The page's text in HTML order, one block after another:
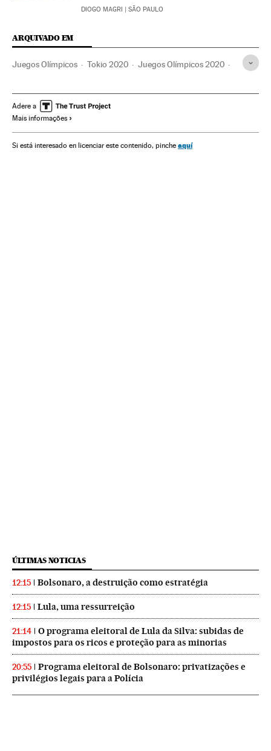
DIOGO MAGRI | SÃO PAULO
ARQUIVADO EM
Juegos Olímpicos Tokio 2020 Juegos Olímpicos 2020
Gimnasia artística Gimnasia en trampolín
Simone Biles
Adere a
Mais informações
Si está interesado en licenciar este contenido, pinche aquí
ÚLTIMAS NOTICIAS
12:15 Bolsonaro, a destruição como estratégia
12:15 Lula, uma ressurreição
21:14
O programa eleitoral de Lula da Silva: subidas de
impostos para os ricos e proteção para as minorias
20:55
Programa eleitoral de Bolsonaro: privatizações e
privilégios legais para a Polícia